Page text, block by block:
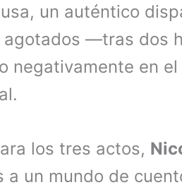
un auténtico
—tras dos
en el
los tres actos,
un mundo de